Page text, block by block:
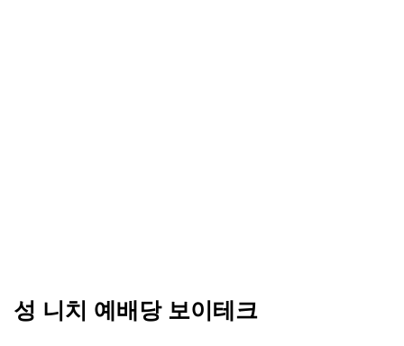
성 니치 예배당 보이테크